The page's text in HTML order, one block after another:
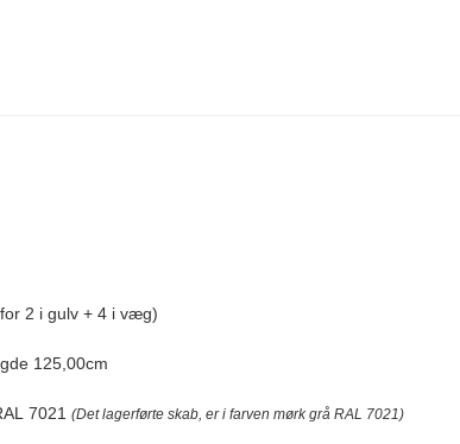
2 i gulv + 4 i væg)
125,00cm
7021 (Det lagerførte skab, er i farven mørk grå RAL 7021)